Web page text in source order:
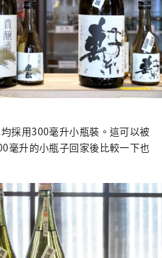
採用300毫升小瓶裝。這可以被
毫升的小瓶子回家後比較一下也